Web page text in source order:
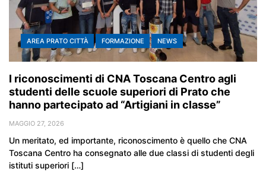
AREA PRATO CITTÀ FORMAZIONE NEWS
I riconoscimenti di CNA Toscana Centro agli
studenti delle scuole superiori di Prato che
hanno partecipato ad “Artigiani in classe”
MAGGIO 27, 2026
Un meritato, ed importante, riconoscimento è quello che CNA
Toscana Centro ha consegnato alle due classi di studenti degli
istituti superiori […]